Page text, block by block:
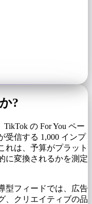
?
TikTok の For You ペー
受信する 1,000 インプ
れは、予算がプラット
に変換されるかを測定
型フィードでは、広告
、クリエイティブの品